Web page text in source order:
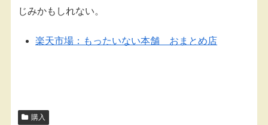
じみかもしれない。
楽天市場：もったいない本舗 おまとめ店
購入